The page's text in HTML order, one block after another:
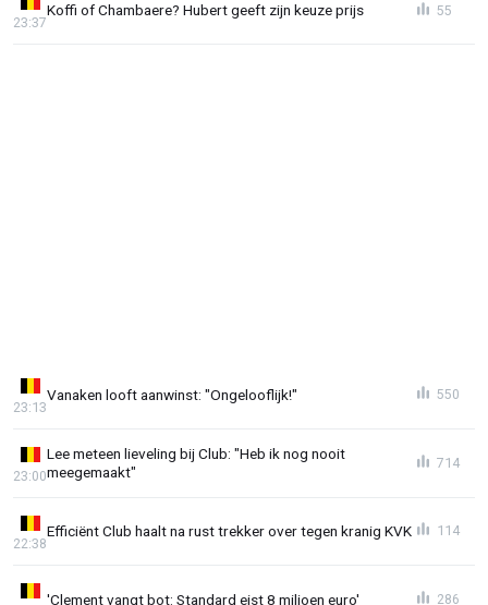
Koffi of Chambaere? Hubert geeft zijn keuze prijs
23:37
55
Vanaken looft aanwinst: "Ongelooflijk!"
23:13
550
Lee meteen lieveling bij Club: "Heb ik nog nooit
meegemaakt"
23:00
714
Efficiënt Club haalt na rust trekker over tegen kranig KVK
22:38
114
'Clement vangt bot: Standard eist 8 miljoen euro' 286